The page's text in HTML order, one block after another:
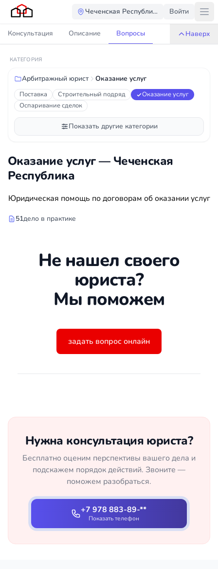
Чеченская Республика Войти
Консультация Описание Вопросы Наверх
КАТЕГОРИЯ
Арбитражный юрист Оказание услуг
Поставка Строительный подряд
Оказание услуг
Оспаривание сделок
Показать другие категории
Оказание услуг — Чеченская
Республика
Юридическая помощь по договорам об оказании услуг
51дело в практике
Не нашел своего
юриста?
Мы поможем
задать вопрос онлайн
Нужна консультация юриста?
Бесплатно оценим перспективы вашего дела и
подскажем порядок действий. Звоните —
поможем разобраться.
+7 978 883-89-**
Показать телефон